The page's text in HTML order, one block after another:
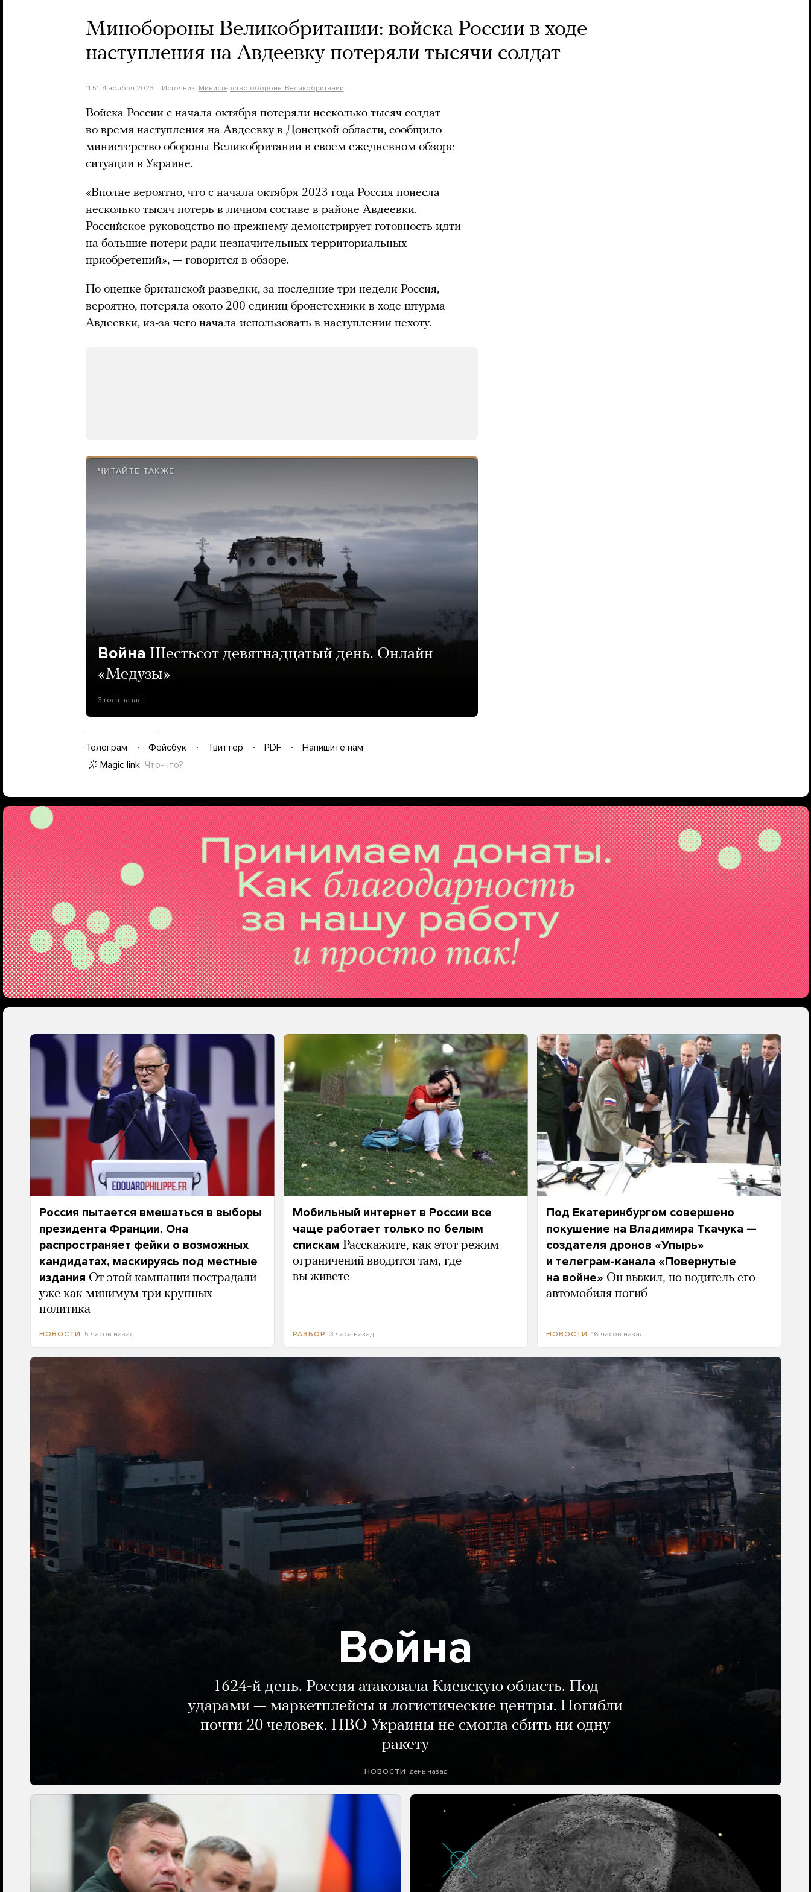
Минобороны Великобритании: войска России в ходе
наступления на Авдеевку потеряли тысячи солдат
11:51, 4 ноября 2023 Источник: Министерство обороны Великобритании
Войска России с начала октября потеряли несколько тысяч солдат
во время наступления на Авдеевку в Донецкой области, сообщило
министерство обороны Великобритании в своем ежедневном обзоре
ситуации в Украине.
«Вполне вероятно, что с начала октября 2023 года Россия понесла
несколько тысяч потерь в личном составе в районе Авдеевки.
Российское руководство по-прежнему демонстрирует готовность идти
на большие потери ради незначительных территориальных
приобретений», — говорится в обзоре.
По оценке британской разведки, за последние три недели Россия,
вероятно, потеряла около 200 единиц бронетехники в ходе штурма
Авдеевки, из-за чего начала использовать в наступлении пехоту.
ЧИТАЙТЕ ТАКЖЕ
Война Шестьсот девятнадцатый день. Онлайн
«Медузы»
3 года назад
Телеграм Фейсбук Твиттер PDF
Напишите нам
Magic link Что-что?
Россия пытается вмешаться в выборы
президента Франции. Она
распространяет фейки о возможных
кандидатах, маскируясь под местные
издания От этой кампании пострадали
уже как минимум три крупных
политика
НОВОСТИ 5 часов назад
Мобильный интернет в России все
чаще работает только по белым
спискам Расскажите, как этот режим
ограничений вводится там, где
вы живете
РАЗБОР 3 часа назад
Под Екатеринбургом совершено
покушение на Владимира Ткачука —
создателя дронов «Упырь»
и телеграм-канала «Повернутые
на войне» Он выжил, но водитель его
автомобиля погиб
НОВОСТИ 16 часов назад
Война
1624-й день. Россия атаковала Киевскую область. Под
ударами — маркетплейсы и логистические центры. Погибли
почти 20 человек. ПВО Украины не смогла сбить ни одну
ракету
НОВОСТИ день назад